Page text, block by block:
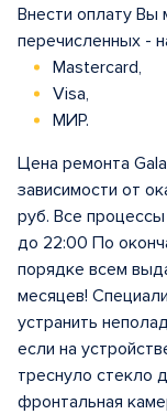
Внести оплату
перечисленных -
Mastercard,
Visa,
МИР.
Цена ремонта
зависимости от
руб. Все
до 22:00 По
порядке всем
месяцев!
устранить
если на
треснуло стекло
фронтальная